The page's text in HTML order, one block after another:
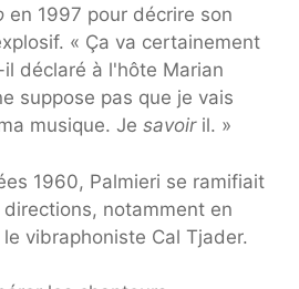
en 1997 pour décrire son
« Ça va certainement
déclaré à l'hôte Marian
suppose pas que je vais
musique. Je savoir il. »
1960, Palmieri se ramifiait
notamment en
vibraphoniste Cal Tjader.